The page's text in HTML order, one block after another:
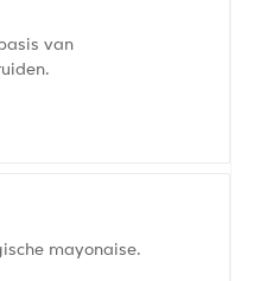
van
mayonaise.